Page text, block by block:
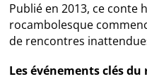
Publié en 2013, ce
rocambolesque
de rencontres
Les événements clés du